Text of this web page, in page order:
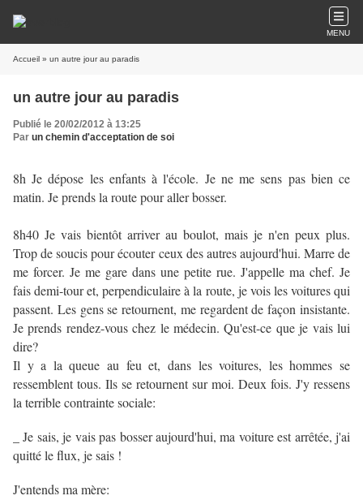
MENU
Accueil » un autre jour au paradis
un autre jour au paradis
Publié le 20/02/2012 à 13:25
Par un chemin d'acceptation de soi
8h Je dépose les enfants à l'école. Je ne me sens pas bien ce
matin. Je prends la route pour aller bosser.
8h40 Je vais bientôt arriver au boulot, mais je n'en peux plus.
Trop de soucis pour écouter ceux des autres aujourd'hui. Marre de
me forcer. Je me gare dans une petite rue. J'appelle ma chef. Je
fais demi-tour et, perpendiculaire à la route, je vois les voitures qui
passent. Les gens se retournent, me regardent de façon insistante.
Je prends rendez-vous chez le médecin. Qu'est-ce que je vais lui
dire?
Il y a la queue au feu et, dans les voitures, les hommes se
ressemblent tous. Ils se retournent sur moi. Deux fois. J'y ressens
la terrible contrainte sociale:
_ Je sais, je vais pas bosser aujourd'hui, ma voiture est arrêtée, j'ai
quitté le flux, je sais !
J'entends ma mère: